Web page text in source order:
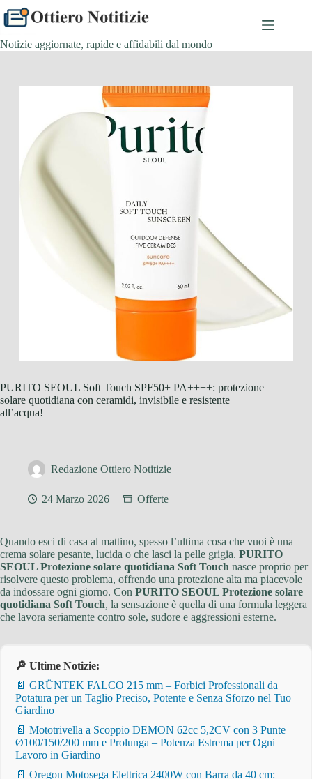
al
contenuto
Notizie aggiornate, rapide e affidabili dal mondo
PURITO SEOUL Soft Touch SPF50+ PA++++: protezione
solare quotidiana con ceramidi, invisibile e resistente
all’acqua!
Redazione Ottiero Notitizie
24 Marzo 2026 Offerte
Quando esci di casa al mattino, spesso l’ultima cosa che vuoi è una
crema solare pesante, lucida o che lasci la pelle grigia. PURITO
SEOUL Protezione solare quotidiana Soft Touch nasce proprio per
risolvere questo problema, offrendo una protezione alta ma piacevole
da indossare ogni giorno. Con PURITO SEOUL Protezione solare
quotidiana Soft Touch, la sensazione è quella di una formula leggera
che lavora seriamente contro sole, sudore e aggressioni esterne.
🔎 Ultime Notizie:
📄 GRÜNTEK FALCO 215 mm – Forbici Professionali da
Potatura per un Taglio Preciso, Potente e Senza Sforzo nel Tuo
Giardino
📄 Mototrivella a Scoppio DEMON 62cc 5,2CV con 3 Punte
Ø100/150/200 mm e Prolunga – Potenza Estrema per Ogni
Lavoro in Giardino
📄 Oregon Motosega Elettrica 2400W con Barra da 40 cm: